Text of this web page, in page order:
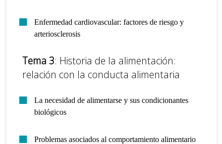
Enfermedad cardiovascular: factores de riesgo y
arteriosclerosis
Tema 3: Historia de la alimentación:
relación con la conducta alimentaria
La necesidad de alimentarse y sus condicionantes
biológicos
Problemas asociados al comportamiento alimentario